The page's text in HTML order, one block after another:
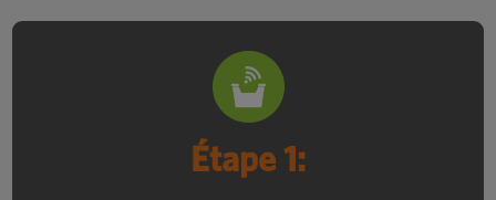
Optimas Announces
Next Phase of
Its Regional
Transformation
Étape 1:
Étape 1
La pièce atteint le déclencheur minimum,
OptiTech auto transmet un signal pour
créer une commande de